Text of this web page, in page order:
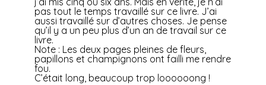
pas tout le temps travaillé sur ce livre. J’ai
aussi travaillé sur d’autres choses. Je pense
qu’il y a un peu plus d’un an de travail sur ce
livre.
Note : Les deux pages pleines de fleurs,
papillons et champignons ont failli me rendre
fou.
C’était long, beaucoup trop loooooong !